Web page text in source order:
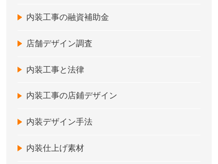
内装工事の融資補助金
店舗デザイン調査
内装工事と法律
内装工事の店鋪デザイン
内装デザイン手法
内装仕上げ素材